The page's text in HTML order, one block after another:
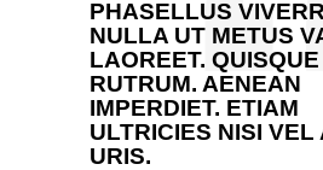
PHASELLUS
NULLA UT METUS
LAOREET. QUISQUE
RUTRUM. AENEAN
IMPERDIET. ETIAM
ULTRICIES NISI VEL
URIS.